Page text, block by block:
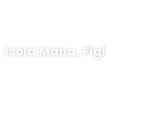
Isola Mana, Figi